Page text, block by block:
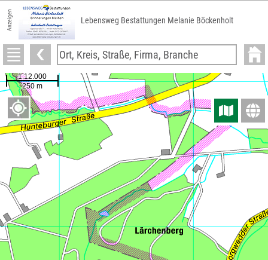
Anzeigen Lebensweg Bestattungen Melanie Böckenholt